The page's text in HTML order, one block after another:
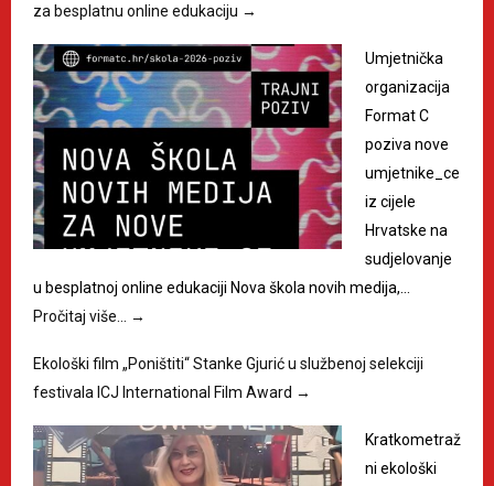
za besplatnu online edukaciju →
Umjetnička
organizacija
Format C
poziva nove
umjetnike_ce
iz cijele
Hrvatske na
sudjelovanje
u besplatnoj online edukaciji Nova škola novih medija,…
Pročitaj više…
→
Ekološki film „Poništiti“ Stanke Gjurić u službenoj selekciji
festivala ICJ International Film Award →
Kratkometraž
ni ekološki